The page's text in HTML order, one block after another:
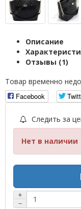
Описание
Отзывы (1)
Товар временно
Facebook
Следить за
Нет в наличии
+
−